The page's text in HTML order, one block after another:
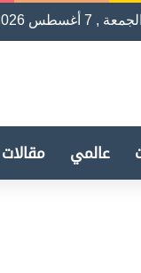
, 7 أغسطس 2026
عالمي مقالات